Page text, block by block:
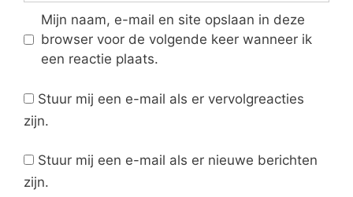
Mijn naam, e-mail en site opslaan in deze
browser voor de volgende keer wanneer ik
een reactie plaats.
Stuur mij een e-mail als er vervolgreacties
zijn.
Stuur mij een e-mail als er nieuwe berichten
zijn.